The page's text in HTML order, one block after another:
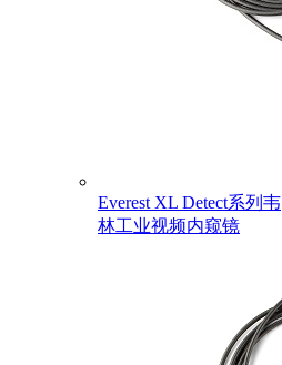
Everest XL Detect系列韦
林工业视频内窥镜